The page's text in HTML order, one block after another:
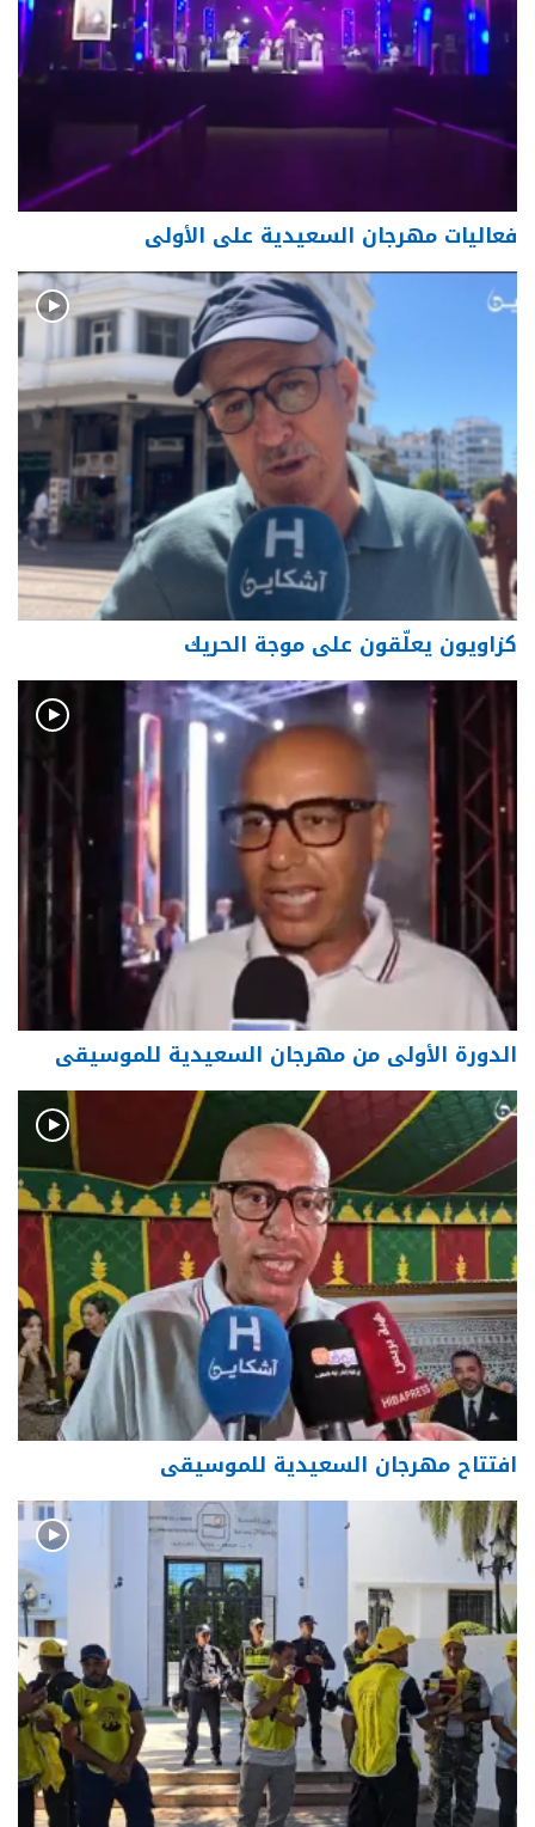
فعاليات مهرجان السعيدية على الأولى
كزاويون يعلّقون على موجة الحريك
الدورة الأولى من مهرجان السعيدية للموسيقى
افتتاح مهرجان السعيدية للموسيقى